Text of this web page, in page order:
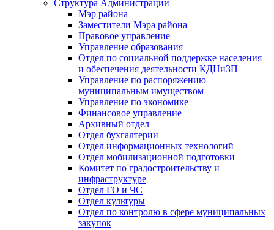
Структура Администрации
Мэр района
Заместители Мэра района
Правовое управление
Управление образования
Отдел по социальной поддержке населения
и обеспечения деятельности КДНиЗП
Управление по распоряжению
муниципальным имуществом
Управление по экономике
Финансовое управление
Архивный отдел
Отдел бухгалтерии
Отдел информационных технологий
Отдел мобилизационной подготовки
Комитет по градостроительству и
инфраструктуре
Отдел ГО и ЧС
Отдел культуры
Отдел по контролю в сфере муниципальных
закупок